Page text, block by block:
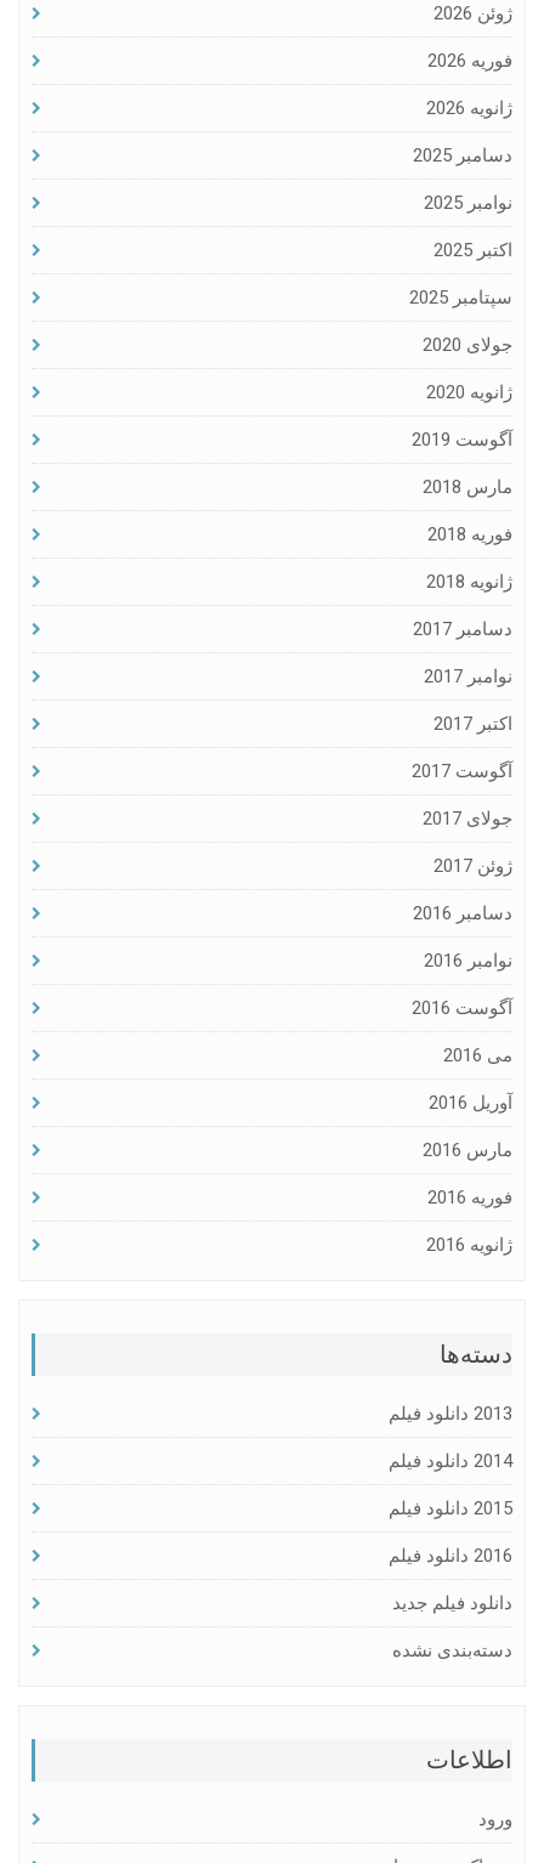
ژوئن 2026
فوریه 2026
ژانویه 2026
دسامبر 2025
نوامبر 2025
اکتبر 2025
سپتامبر 2025
جولای 2020
ژانویه 2020
آگوست 2019
مارس 2018
فوریه 2018
ژانویه 2018
دسامبر 2017
نوامبر 2017
اکتبر 2017
آگوست 2017
جولای 2017
ژوئن 2017
دسامبر 2016
نوامبر 2016
آگوست 2016
می 2016
آوریل 2016
مارس 2016
فوریه 2016
ژانویه 2016
دسته‌ها
2013 دانلود فیلم
2014 دانلود فیلم
2015 دانلود فیلم
2016 دانلود فیلم
دانلود فیلم جدید
دسته‌بندی نشده
اطلاعات
ورود